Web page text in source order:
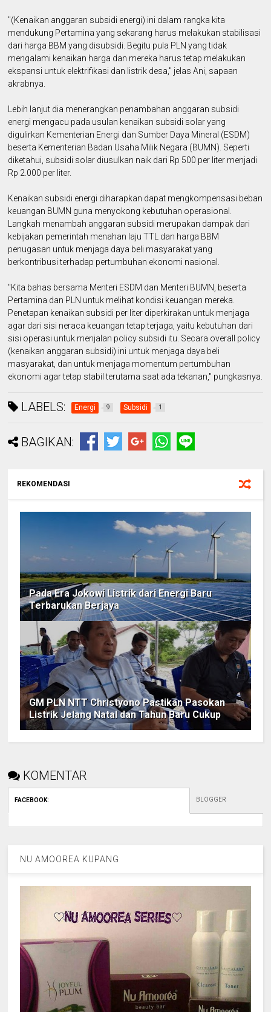
"(Kenaikan anggaran subsidi energi) ini dalam rangka kita
mendukung Pertamina yang sekarang harus melakukan stabilisasi
dari harga BBM yang disubsidi. Begitu pula PLN yang tidak
mengalami kenaikan harga dan mereka harus tetap melakukan
ekspansi untuk elektrifikasi dan listrik desa," jelas Ani, sapaan
akrabnya.
Lebih lanjut dia menerangkan penambahan anggaran subsidi
energi mengacu pada usulan kenaikan subsidi solar yang
digulirkan Kementerian Energi dan Sumber Daya Mineral (ESDM)
beserta Kementerian Badan Usaha Milik Negara (BUMN). Seperti
diketahui, subsidi solar diusulkan naik dari Rp 500 per liter menjadi
Rp 2.000 per liter.
Kenaikan subsidi energi diharapkan dapat mengkompensasi beban
keuangan BUMN guna menyokong kebutuhan operasional.
Langkah menambah anggaran subsidi merupakan dampak dari
kebijakan pemerintah menahan laju TTL dan harga BBM
penugasan untuk menjaga daya beli masyarakat yang
berkontribusi terhadap pertumbuhan ekonomi nasional.
"Kita bahas bersama Menteri ESDM dan Menteri BUMN, beserta
Pertamina dan PLN untuk melihat kondisi keuangan mereka.
Penetapan kenaikan subsidi per liter diperkirakan untuk menjaga
agar dari sisi neraca keuangan tetap terjaga, yaitu kebutuhan dari
sisi operasi untuk menjalan policy subsidi itu. Secara overall policy
(kenaikan anggaran subsidi) ini untuk menjaga daya beli
masyarakat, dan untuk menjaga momentum pertumbuhan
ekonomi agar tetap stabil terutama saat ada tekanan," pungkasnya.
LABELS: Energi 9 Subsidi 1
BAGIKAN:
REKOMENDASI
Pada Era Jokowi Listrik dari Energi Baru
Terbarukan Berjaya
GM PLN NTT Christyono Pastikan Pasokan
Listrik Jelang Natal dan Tahun Baru Cukup
KOMENTAR
FACEBOOK: BLOGGER
NU AMOOREA KUPANG